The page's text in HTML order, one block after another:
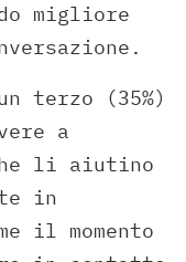
migliore
terzo (35%)
a
li aiutino
in
il momento